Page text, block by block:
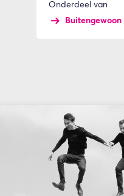
Onderdeel van
Buitengewoon